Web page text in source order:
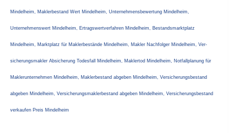
Mindelheim, Maklerbestand Wert Mindelheim, Unternehmensbewertung Mindelheim,
Unternehmenswert Mindelheim, Ertragswertverfahren Mindelheim, Bestandsmarktplatz
Mindelheim, Marktplatz für Maklerbestände Mindelheim, Makler Nachfolger Mindelheim, Ver­
sicherungs­makler Absicherung Todesfall Mindelheim, Maklertod Mindelheim, Notfallplanung für
Maklerunternehmen Mindelheim, Maklerbestand abgeben Mindelheim, Versicherungsbestand
abgeben Mindelheim, Ver­sicherungs­maklerbestand abgeben Mindelheim, Versicherungsbestand
verkaufen Preis Mindelheim